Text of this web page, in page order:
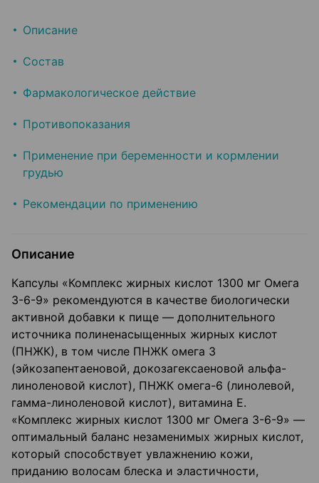
Описание
Состав
Фармакологическое действие
Противопоказания
Применение при беременности и кормлении
грудью
Рекомендации по применению
Описание
Капсулы «Комплекс жирных кислот 1300 мг Омега
3-6-9» рекомендуются в качестве биологически
активной добавки к пище — дополнительного
источника полиненасыщенных жирных кислот
(ПНЖК), в том числе ПНЖК омега 3
(эйкозапентаеновой, докозагексаеновой альфа-
линоленовой кислот), ПНЖК омега-6 (линолевой,
гамма-линоленовой кислот), витамина Е.
«Комплекс жирных кислот 1300 мг Омега 3-6-9» —
оптимальный баланс незаменимых жирных кислот,
который способствует увлажнению кожи,
приданию волосам блеска и эластичности,